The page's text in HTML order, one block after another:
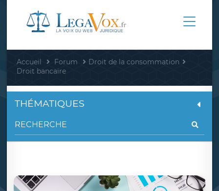
Accueil Forum
Droit de la consommation
Droit bancaire
THÉMATIQUES